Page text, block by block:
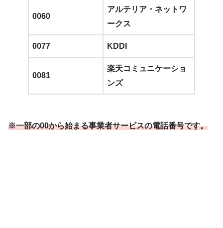
0060
アルテリア・ネットワ
ークス
0077 KDDI
0081
楽天コミュニケーショ
ンズ
※一部の00から始まる事業者サービスの電話番号です。